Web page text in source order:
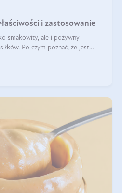
i zastosowanie
smakowity, ale i pożywny
Po czym poznać, że jest